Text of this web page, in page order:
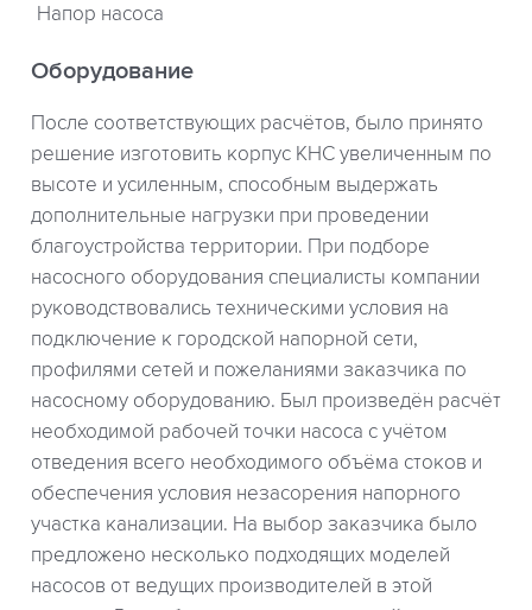
Напор насоса
Оборудование
После соответствующих расчётов, было принято
решение изготовить корпус КНС увеличенным по
высоте и усиленным, способным выдержать
дополнительные нагрузки при проведении
благоустройства территории. При подборе
насосного оборудования специалисты компании
руководствовались техническими условия на
подключение к городской напорной сети,
профилями сетей и пожеланиями заказчика по
насосному оборудованию. Был произведён расчёт
необходимой рабочей точки насоса с учётом
отведения всего необходимого объёма стоков и
обеспечения условия незасорения напорного
участка канализации. На выбор заказчика было
предложено несколько подходящих моделей
насосов от ведущих производителей в этой